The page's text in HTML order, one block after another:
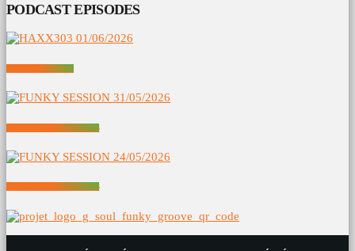
PODCAST EPISODES
HAXX303 01/06/2026
FUNKY SESSION 31/05/2026
FUNKY SESSION 24/05/2026